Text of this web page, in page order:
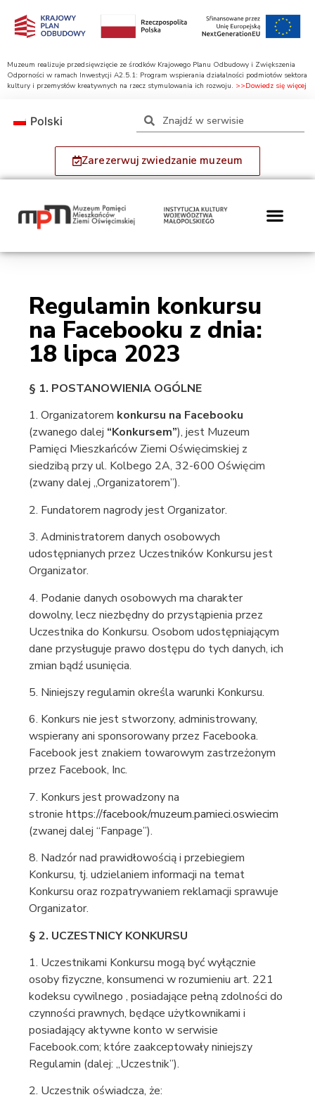
Muzeum realizuje przedsięwzięcie ze środków Krajowego Planu Odbudowy i Zwiększenia
Odporności w ramach Inwestycji A2.5.1: Program wspierania działalności podmiotów sektora
kultury i przemysłów kreatywnych na rzecz stymulowania ich rozwoju. >>Dowiedz się więcej
Zarezerwuj zwiedzanie muzeum
Polski
Regulamin konkursu
na Facebooku z dnia:
18 lipca 2023
§ 1. POSTANOWIENIA OGÓLNE
1. Organizatorem konkursu na Facebooku
(zwanego dalej “Konkursem”), jest Muzeum
Pamięci Mieszkańców Ziemi Oświęcimskiej z
siedzibą przy ul. Kolbego 2A, 32-600 Oświęcim
(zwany dalej „Organizatorem”).
2. Fundatorem nagrody jest Organizator.
3. Administratorem danych osobowych
udostępnianych przez Uczestników Konkursu jest
Organizator.
4. Podanie danych osobowych ma charakter
dowolny, lecz niezbędny do przystąpienia przez
Uczestnika do Konkursu. Osobom udostępniającym
dane przysługuje prawo dostępu do tych danych, ich
zmian bądź usunięcia.
5. Niniejszy regulamin określa warunki Konkursu.
6. Konkurs nie jest stworzony, administrowany,
wspierany ani sponsorowany przez Facebooka.
Facebook jest znakiem towarowym zastrzeżonym
przez Facebook, Inc.
7. Konkurs jest prowadzony na
stroniehttps://facebook/muzeum.pamieci.oswiecim
(zwanej dalej “Fanpage”).
8. Nadzór nad prawidłowością i przebiegiem
Konkursu, tj. udzielaniem informacji na temat
Konkursu oraz rozpatrywaniem reklamacji sprawuje
Organizator.
§ 2. UCZESTNICY KONKURSU
1. Uczestnikami Konkursu mogą być wyłącznie
osoby fizyczne, konsumenci w rozumieniu art. 221
kodeksu cywilnego , posiadające pełną zdolności do
czynności prawnych, będące użytkownikami i
posiadający aktywne konto w serwisie
Facebook.com; które zaakceptowały niniejszy
Regulamin (dalej: „Uczestnik”).
2. Uczestnik oświadcza, że: